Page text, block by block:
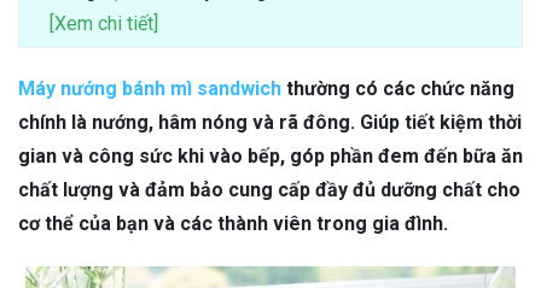
[Xem chi tiết]
Máy nướng bánh mì sandwich thường có các chức năng
chính là nướng, hâm nóng và rã đông. Giúp tiết kiệm thời
gian và công sức khi vào bếp, góp phần đem đến bữa ăn
chất lượng và đảm bảo cung cấp đầy đủ dưỡng chất cho
cơ thể của bạn và các thành viên trong gia đình.